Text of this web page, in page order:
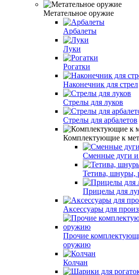
Метательное оружие
Арбалеты
Луки
Рогатки
Наконечник для стрел
Стрелы для луков
Стрелы для арбалетов
Комплектующие к
Сменные дуги и
Тетива, шнуры,
Прицелы для
Аксессуары для
Прочие
оружию
Колчан